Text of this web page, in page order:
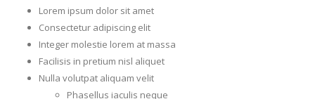
Lorem ipsum dolor sit amet
Consectetur adipiscing elit
Integer molestie lorem at massa
Facilisis in pretium nisl aliquet
Nulla volutpat aliquam velit
Phasellus iaculis neque